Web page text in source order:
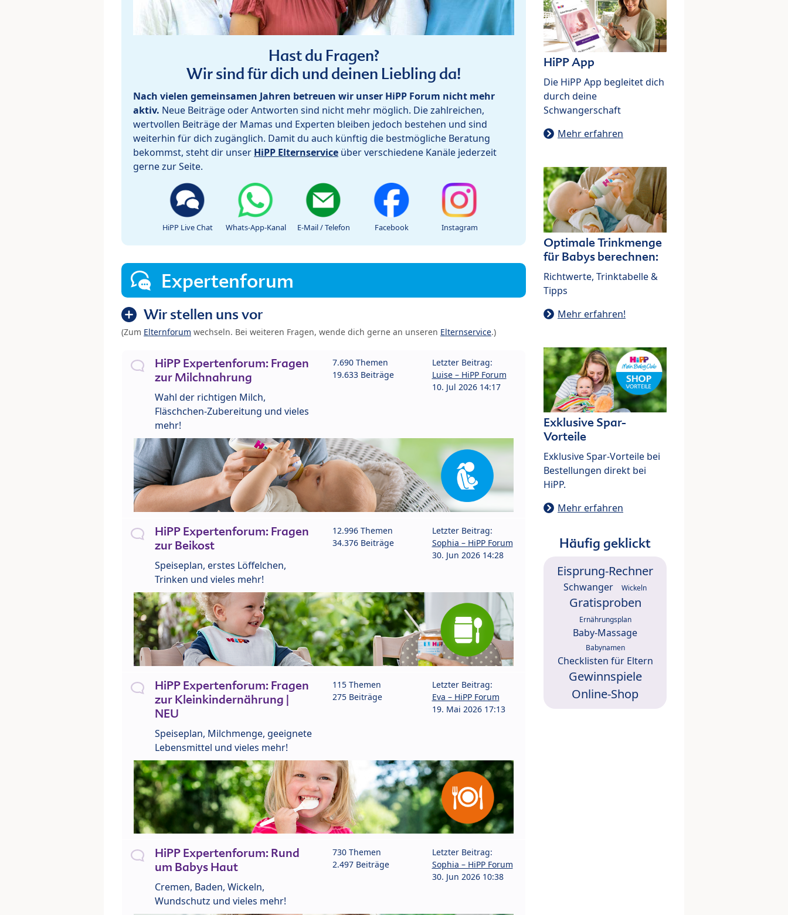
Hast du Fragen?
Wir sind für dich und deinen Liebling da!
Nach vielen gemeinsamen Jahren betreuen wir unser HiPP Forum nicht mehr
aktiv. Neue Beiträge oder Antworten sind nicht mehr möglich. Die zahlreichen,
wertvollen Beiträge der Mamas und Experten bleiben jedoch bestehen und sind
weiterhin für dich zugänglich. Damit du auch künftig die bestmögliche Beratung
bekommst, steht dir unser HiPP Elternservice über verschiedene Kanäle jederzeit
gerne zur Seite.
HiPP Live Chat Whats-App-Kanal E-Mail / Telefon Facebook Instagram
Expertenforum
Wir stellen uns vor
(Zum Elternforum wechseln. Bei weiteren Fragen, wende dich gerne an unseren Elternservice.)
HiPP Expertenforum: Fragen
zur Milchnahrung
Wahl der richtigen Milch,
Fläschchen-Zubereitung und vieles
mehr!
7.690 Themen
19.633 Beiträge
Letzter Beitrag:
Luise – HiPP Forum
10. Jul 2026 14:17
HiPP Expertenforum: Fragen
zur Beikost
Speiseplan, erstes Löffelchen,
Trinken und vieles mehr!
12.996 Themen
34.376 Beiträge
Letzter Beitrag:
Sophia – HiPP Forum
30. Jun 2026 14:28
HiPP Expertenforum: Fragen
zur Kleinkindernährung |
NEU
Speiseplan, Milchmenge, geeignete
Lebensmittel und vieles mehr!
115 Themen
275 Beiträge
Letzter Beitrag:
Eva – HiPP Forum
19. Mai 2026 17:13
HiPP Expertenforum: Rund
um Babys Haut
Cremen, Baden, Wickeln,
Wundschutz und vieles mehr!
730 Themen
2.497 Beiträge
Letzter Beitrag:
Sophia – HiPP Forum
30. Jun 2026 10:38
HiPP App
Die HiPP App begleitet dich
durch deine
Schwangerschaft
Mehr erfahren
Optimale Trinkmenge
für Babys berechnen:
Richtwerte, Trinktabelle &
Tipps
Mehr erfahren!
Exklusive Spar-
Vorteile
Exklusive Spar-Vorteile bei
Bestellungen direkt bei
HiPP.
Mehr erfahren
Häufig geklickt
Eisprung-Rechner
Schwanger Wickeln
Gratisproben
Ernährungsplan
Baby-Massage
Babynamen
Checklisten für Eltern
Gewinnspiele
Online-Shop